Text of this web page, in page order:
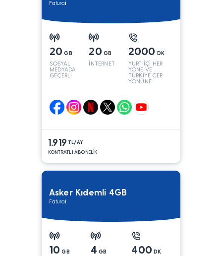
Faturalı
20 GB
SOSYAL
MEDYADA
GEÇERLİ
20 GB
İNTERNET
2000 DK
YURT İÇİ HER
YÖNE VE
TÜRKİYE CEP
YÖNÜNE
1.919 TL/AY
KONTRATLI ABONELİK
Asker Kıdemli 4GB
Faturalı
10 GB 4 GB 400 DK